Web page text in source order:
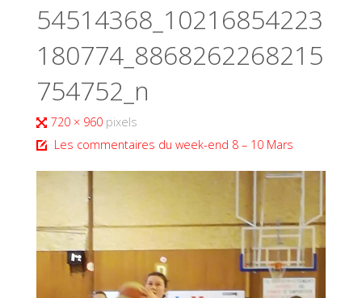
54514368_10216854223
180774_8868262268215
754752_n
720 × 960 pixels
Les commentaires du week-end 8 – 10 Mars